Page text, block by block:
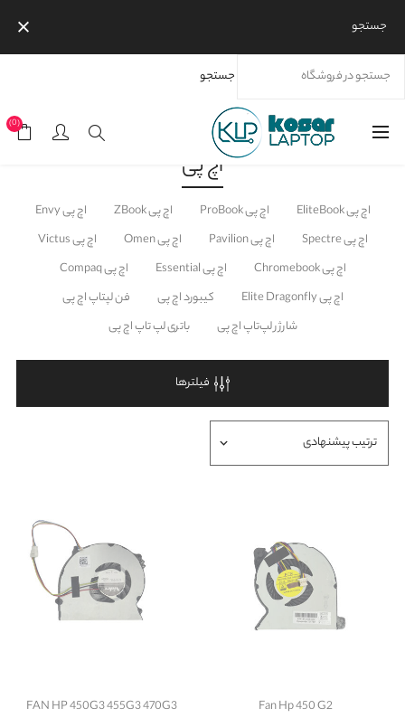
جستجو
جستجو
(0)
اچ پی
اچ پی EliteBook اچ پی ProBook اچ پی ZBook
اچ پی Envy
اچ پی Spectre
اچ پی Pavilion اچ پی Omen
اچ پی Victus
اچ پی Chromebook
اچ پی Essential
اچ پی Compaq
اچ پی Elite Dragonfly
کیبورد اچ پی
فن لپتاپ اچ پی
شارژر لپ‌تاپ اچ پی
باتری لپ تاپ اچ پی
فیلترها
Fan Hp 450 G2
FAN HP 450G3 455G3 470G3